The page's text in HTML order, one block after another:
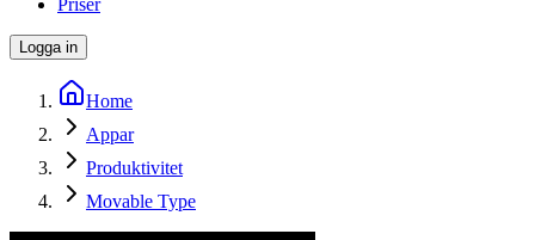
Priser
Logga in
Home
Appar
Produktivitet
Movable Type